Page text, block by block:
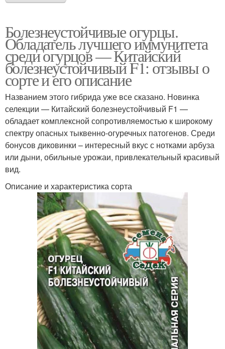
Болезнеустойчивые огурцы.
Обладатель лучшего иммунитета
среди огурцов — Китайский
болезнеустойчивый F1: отзывы о
сорте и его описание
Названием этого гибрида уже все сказано. Новинка
селекции — Китайский болезнеустойчивый F1 —
обладает комплексной сопротивляемостью к широкому
спектру опасных тыквенно-огуречных патогенов. Среди
бонусов диковинки – интересный вкус с нотками арбуза
или дыни, обильные урожаи, привлекательный красивый
вид.
Описание и характеристика сорта